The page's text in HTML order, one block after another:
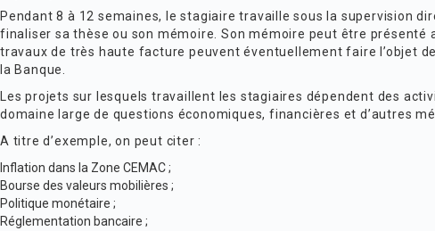
Pendant 8 à 12 semaines, le stagiaire travaille sous la supervision
finaliser sa thèse ou son mémoire. Son mémoire peut être présenté
travaux de très haute facture peuvent éventuellement faire l’objet
la Banque.
Les projets sur lesquels travaillent les stagiaires dépendent des
domaine large de questions économiques, financières et d’autres
A titre d’exemple, on peut citer :
Inflation dans la Zone CEMAC ;
Bourse des valeurs mobilières ;
Politique monétaire ;
Réglementation bancaire ;